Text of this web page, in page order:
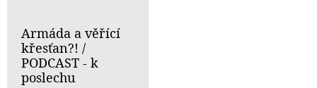
Armáda a věřící
křesťan?! /
PODCAST - k
poslechu